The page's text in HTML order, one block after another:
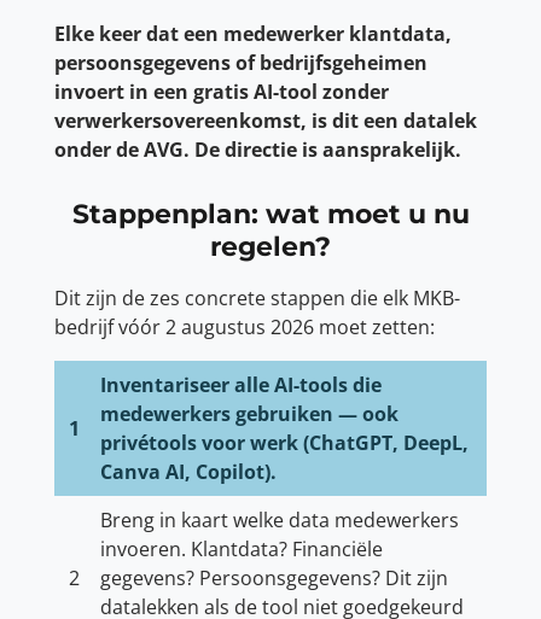
Elke keer dat een medewerker klantdata,
persoonsgegevens of bedrijfsgeheimen
invoert in een gratis AI-tool zonder
verwerkersovereenkomst, is dit een datalek
onder de AVG. De directie is aansprakelijk.
Stappenplan: wat moet u nu
regelen?
Dit zijn de zes concrete stappen die elk MKB-
bedrijf vóór 2 augustus 2026 moet zetten:
1
Inventariseer alle AI-tools die
medewerkers gebruiken — ook
privétools voor werk (ChatGPT, DeepL,
Canva AI, Copilot).
2
Breng in kaart welke data medewerkers
invoeren. Klantdata? Financiële
gegevens? Persoonsgegevens? Dit zijn
datalekken als de tool niet goedgekeurd